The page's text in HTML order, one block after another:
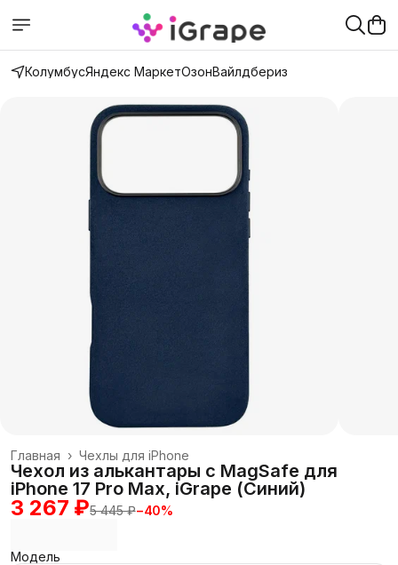
КолумбусЯндекс МаркетОзонВайлдбериз
Чехлы для iPhone
Главная ›
Чехол из алькантары с MagSafe для
iPhone 17 Pro Max, iGrape (Синий)
3 267 ₽5 445 ₽−40%
Модель